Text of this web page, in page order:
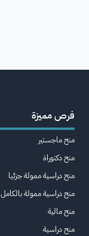
فرص مميزة
منح ماجستير
منح دكتوراة
منح دراسية ممولة جزئيا
منح دراسية ممولة بالكامل
منح مالية
منح دراسية